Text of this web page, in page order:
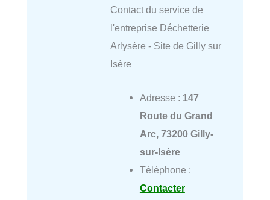
Contact du service de
l'entreprise Déchetterie
Arlysère - Site de Gilly sur
Isère
Adresse : 147
Route du Grand
Arc, 73200 Gilly-
sur-Isère
Téléphone :
Contacter